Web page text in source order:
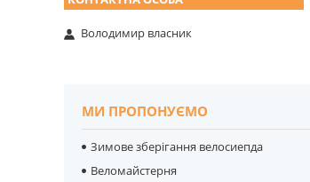
Володимир власник
МИ ПРОПОНУЄМО
Зимове зберігання велосиепда
Веломайстерня